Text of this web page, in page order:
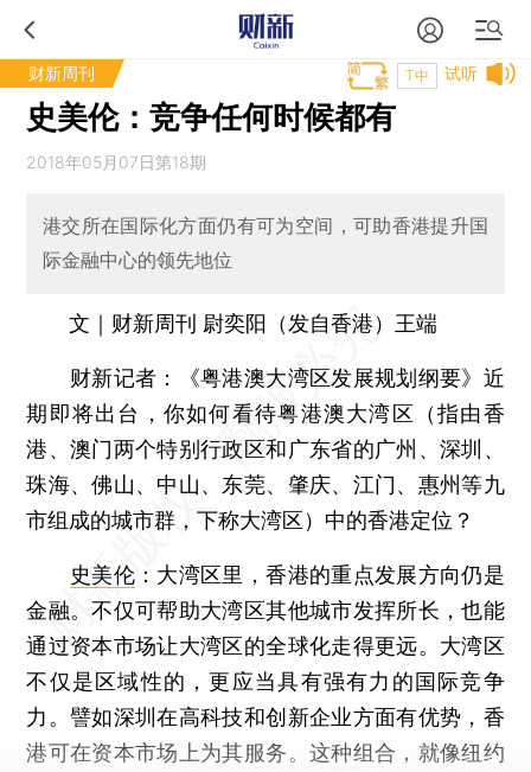
财新周刊 试听
T中
史美伦：竞争任何时候都有
2018年05月07日第18期
港交所在国际化方面仍有可为空间，可助香港提升国
际金融中心的领先地位
文｜财新周刊 尉奕阳（发自香港）王端
财新记者：
《粤港澳大湾区发展规划纲要》近
期即将出台，你如何看待粤港澳大湾区（指由香
港、澳门两个特别行政区和广东省的广州、深圳、
珠海、佛山、中山、东莞、肇庆、江门、惠州等九
市组成的城市群，下称大湾区）中的香港定位？
史美伦 ： 大湾区里，香港的重点发展方向仍是
金融。不仅可帮助大湾区其他城市发挥所长，也能
通过资本市场让大湾区的全球化走得更远。大湾区
不仅是区域性的，更应当具有强有力的国际竞争
力。譬如深圳在高科技和创新企业方面有优势，香
港可在资本市场上为其服务。这种组合，就像纽约